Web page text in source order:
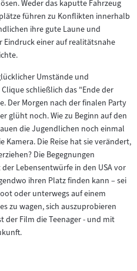
Weder das kaputte Fahrzeug
führen zu Konflikten innerhalb
ihre gute Laune und
einer auf realitätsnahe
Umstände und
schließlich das "Ende der
Der Morgen nach der finalen Party
glüht noch. Wie zu Beginn auf den
die Jugendlichen noch einmal
Die Reise hat sie verändert,
Die Begegnungen
Lebensentwürfe in den USA vor
ihren Platz finden kann – sei
oder unterwegs auf einem
zu wagen, sich auszuprobieren
der Film die Teenager - und mit